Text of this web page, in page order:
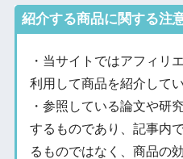
紹介する商品に関する注
・当サイトではアフィリ
利用して商品を紹介してい
・参照している論文や研
するものであり、記事内
るものではなく、商品の